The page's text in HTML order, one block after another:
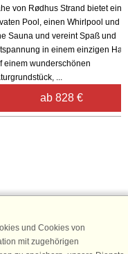
von Rødhus Strand bietet
Pool, einen Whirlpool und
Sauna und vereint Spaß und
in einem einzigen
einem wunderschönen
...
ab 828 €
an
25 € für Ihren nächsten
und Cookies von
mit zugehörigen